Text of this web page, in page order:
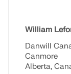
William
Danwill
Canmore
Alberta,